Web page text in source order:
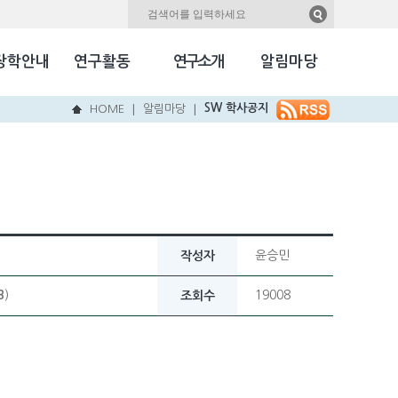
학안내 연구활동 연구소개 알림마당
국민NEW & HOT
HOME 알림마당 SW 학사공지
작성자 윤승민
) 조회수 19008